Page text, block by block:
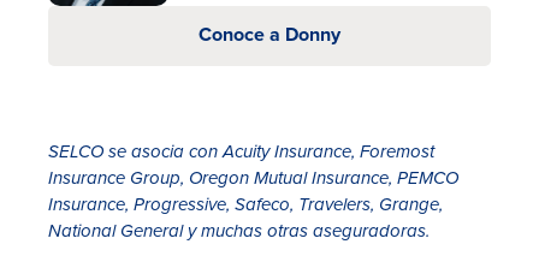
Conoce a Donny
SELCO se asocia con Acuity Insurance, Foremost
Insurance Group, Oregon Mutual Insurance, PEMCO
Insurance, Progressive, Safeco, Travelers, Grange,
National General y muchas otras aseguradoras.